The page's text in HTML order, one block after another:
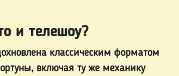
и телешоу?
классическим форматом
включая ту же механику